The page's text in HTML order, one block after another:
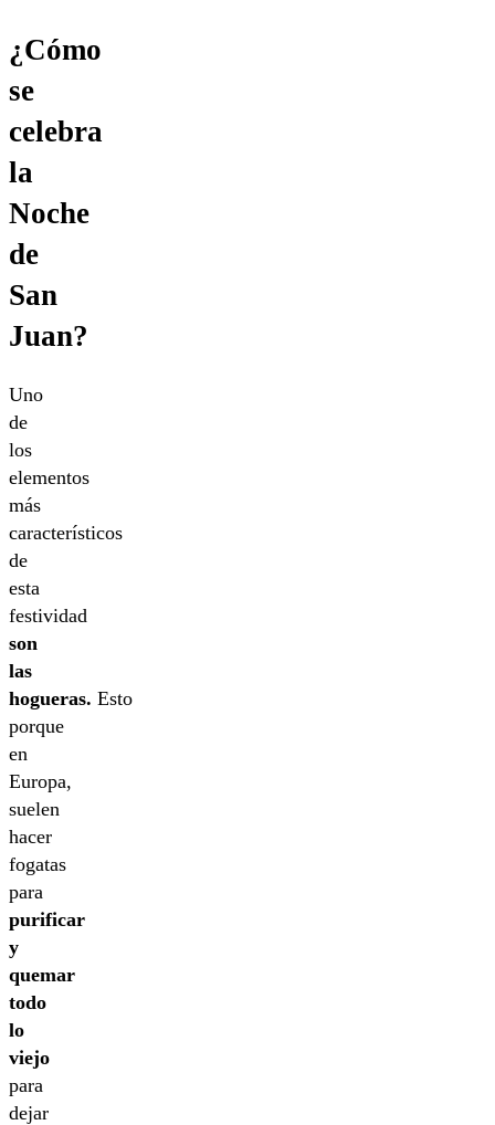
¿Cómo
se
celebra
la
Noche
de
San
Juan?
Uno
de
los
elementos
más
característicos
de
esta
festividad
son
las
hogueras. Esto
porque
en
Europa,
suelen
hacer
fogatas
para
purificar
y
quemar
todo
lo
viejo
para
dejar